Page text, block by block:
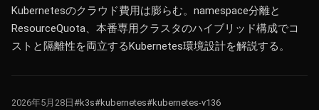
Kubernetesのクラウド費用は膨らむ。namespace分離と
ResourceQuota、本番専用クラスタのハイブリッド構成でコ
ストと隔離性を両立するKubernetes環境設計を解説する。
2026年5月28日 #k3s#kubernetes#kubernetes-v136